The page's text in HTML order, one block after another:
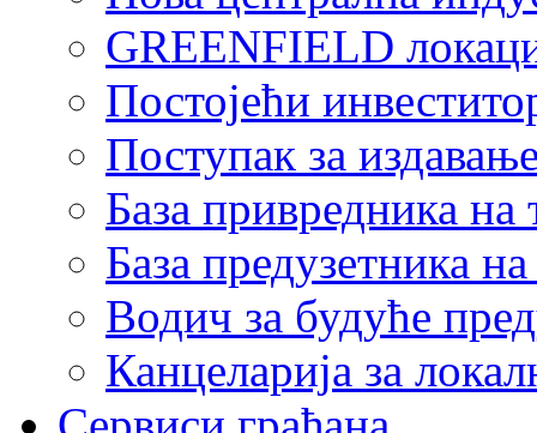
GREENFIELD
Постојећи
Поступак за
База привредника
База предузетника
Водич за будуће
Канцеларија за